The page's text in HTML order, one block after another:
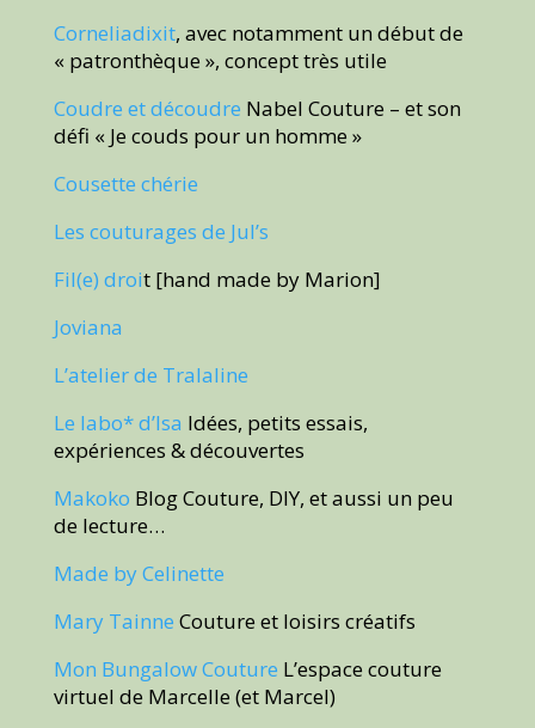
Corneliadixit, avec notamment un début de
« patronthèque », concept très utile
Coudre et découdre Nabel Couture – et son
défi « Je couds pour un homme »
Cousette chérie
Les couturages de Jul’s
Fil(e) droit [hand made by Marion]
Joviana
L’atelier de Tralaline
Le labo* d’Isa Idées, petits essais,
expériences & découvertes
Makoko Blog Couture, DIY, et aussi un peu
de lecture…
Made by Celinette
Mary Tainne Couture et loisirs créatifs
Mon Bungalow Couture L’espace couture
virtuel de Marcelle (et Marcel)